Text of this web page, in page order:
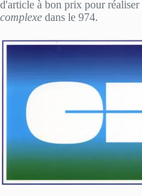
d'article à bon prix pour réaliser
complexe dans le 974.